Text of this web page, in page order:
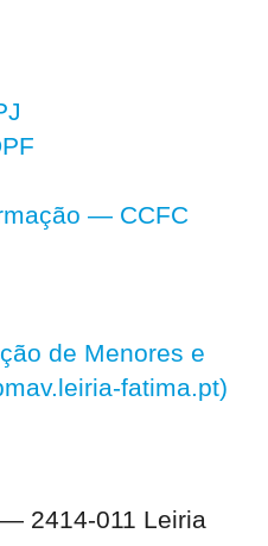
— CCFC
de Menores e
fatima.pt)
2414-011 Leiria